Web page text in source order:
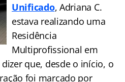
Unificado, Adriana C.
estava realizando uma
Residência
Multiprofissional em
que, desde o início, o
foi marcado por